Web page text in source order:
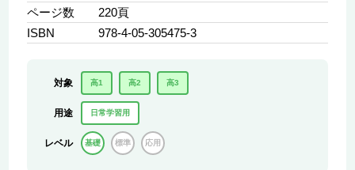
ページ数
220頁
ISBN
978-4-05-305475-3
対象 高1 高2 高3
用途 日常学習用
レベル 基礎 標準 応用